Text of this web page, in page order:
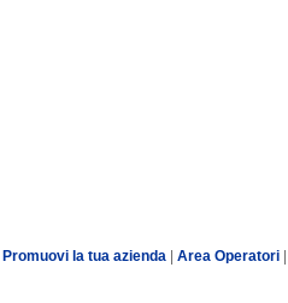
Promuovi la tua azienda Area Operatori